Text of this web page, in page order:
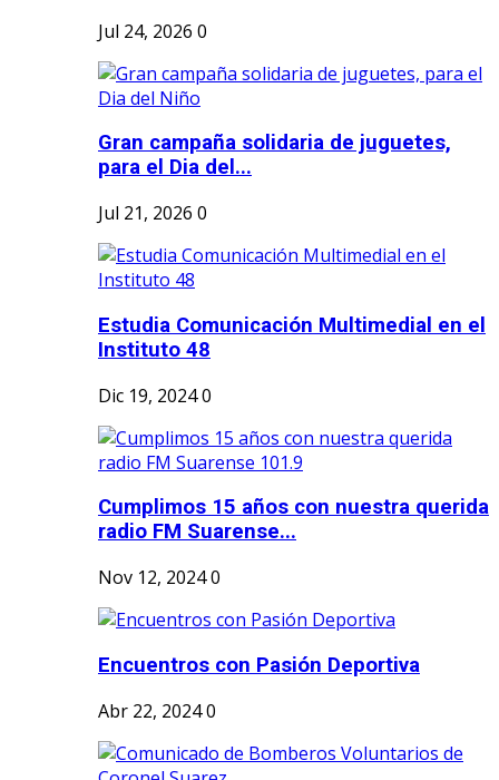
Jul 24, 2026 0
Gran campaña solidaria de juguetes,
para el Dia del...
Jul 21, 2026 0
Estudia Comunicación Multimedial en el
Instituto 48
Dic 19, 20240
Cumplimos 15 años con nuestra querida
radio FM Suarense...
Nov 12, 20240
Encuentros con Pasión Deportiva
Abr 22, 20240